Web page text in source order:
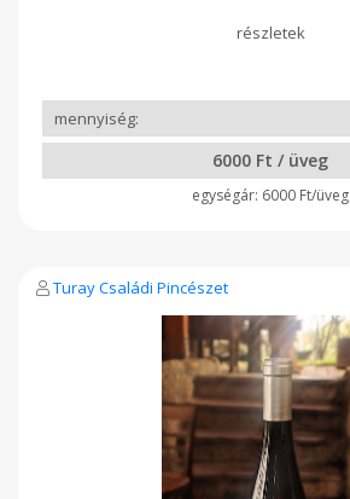
6000 Ft / üveg
6000 Ft/üveg
Turay Családi Pincészet